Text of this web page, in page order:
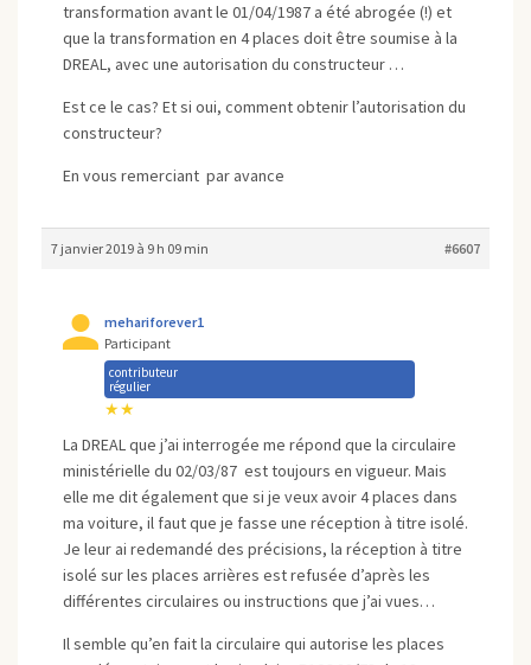
transformation avant le 01/04/1987 a été abrogée (!) et
que la transformation en 4 places doit être soumise à la
DREAL, avec une autorisation du constructeur …
Est ce le cas? Et si oui, comment obtenir l’autorisation du
constructeur?
En vous remerciant par avance
7 janvier 2019 à 9 h 09 min #6607
mehariforever1
Participant
contributeur
régulier
★★
La DREAL que j’ai interrogée me répond que la circulaire
ministérielle du 02/03/87 est toujours en vigueur. Mais
elle me dit également que si je veux avoir 4 places dans
ma voiture, il faut que je fasse une réception à titre isolé.
Je leur ai redemandé des précisions, la réception à titre
isolé sur les places arrières est refusée d’après les
différentes circulaires ou instructions que j’ai vues…
Il semble qu’en fait la circulaire qui autorise les places